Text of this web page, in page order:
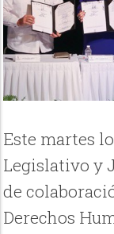
Este martes
Legislativo y
de
Derechos